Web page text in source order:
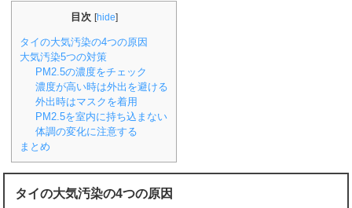
目次 [hide]
タイの大気汚染の4つの原因
大気汚染5つの対策
PM2.5の濃度をチェック
濃度が高い時は外出を避ける
外出時はマスクを着用
PM2.5を室内に持ち込まない
体調の変化に注意する
まとめ
タイの大気汚染の4つの原因